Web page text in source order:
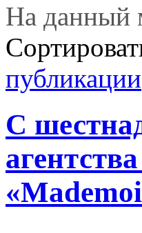
На данный
публикации
С